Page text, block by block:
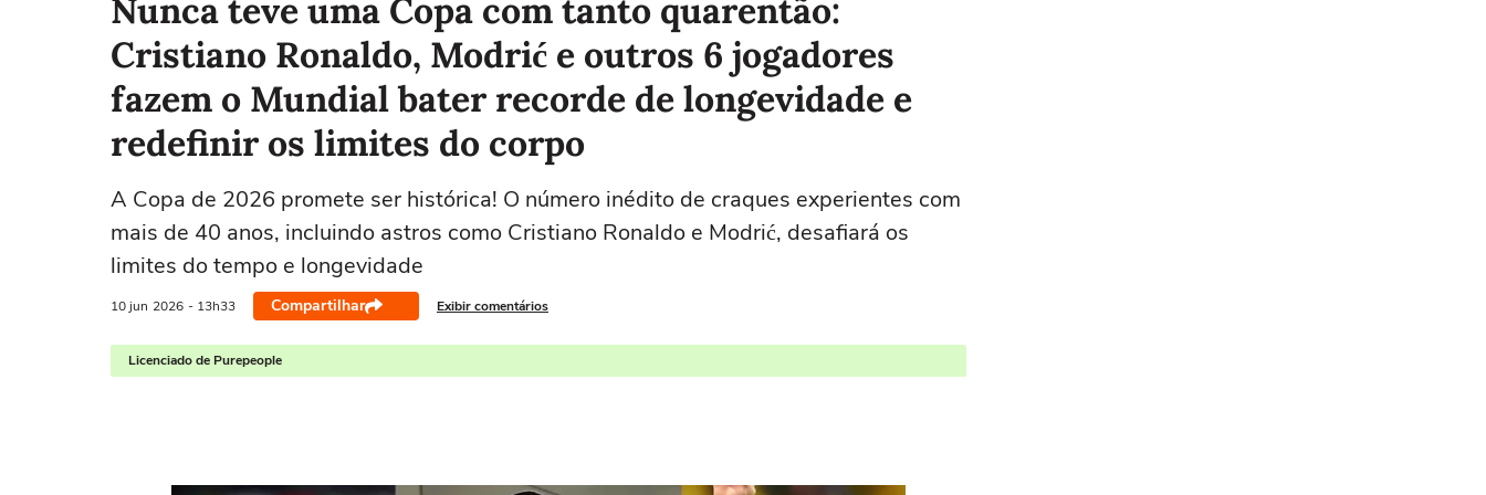
Nunca teve uma Copa com tanto quarentão:
Cristiano Ronaldo, Modrić e outros 6 jogadores
fazem o Mundial bater recorde de longevidade e
redefinir os limites do corpo
A Copa de 2026 promete ser histórica! O número inédito de craques experientes com
mais de 40 anos, incluindo astros como Cristiano Ronaldo e Modrić, desafiará os
limites do tempo e longevidade
10 jun 2026 - 13h33 Compartilhar Exibir comentários
Licenciado de Purepeople